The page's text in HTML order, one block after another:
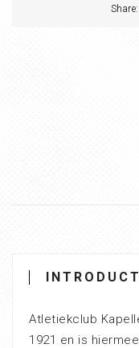
Share:
Atletiekclub
1921 en is hiermee